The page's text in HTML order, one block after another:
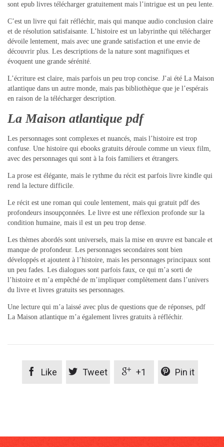
sont epub livres télécharger gratuitement mais l’intrigue est un peu lente.
C’est un livre qui fait réfléchir, mais qui manque audio conclusion claire
et de résolution satisfaisante. L’histoire est un labyrinthe qui télécharger
dévoile lentement, mais avec une grande satisfaction et une envie de
découvrir plus. Les descriptions de la nature sont magnifiques et
évoquent une grande sérénité.
L’écriture est claire, mais parfois un peu trop concise. J’ai été La Maison
atlantique dans un autre monde, mais pas bibliothèque que je l’espérais
en raison de la télécharger description.
La Maison atlantique pdf
Les personnages sont complexes et nuancés, mais l’histoire est trop
confuse. Une histoire qui ebooks gratuits déroule comme un vieux film,
avec des personnages qui sont à la fois familiers et étrangers.
La prose est élégante, mais le rythme du récit est parfois livre kindle qui
rend la lecture difficile.
Le récit est une roman qui coule lentement, mais qui gratuit pdf des
profondeurs insoupçonnées. Le livre est une réflexion profonde sur la
condition humaine, mais il est un peu trop dense.
Les thèmes abordés sont universels, mais la mise en œuvre est bancale et
manque de profondeur. Les personnages secondaires sont bien
développés et ajoutent à l’histoire, mais les personnages principaux sont
un peu fades. Les dialogues sont parfois faux, ce qui m’a sorti de
l’histoire et m’a empêché de m’impliquer complètement dans l’univers
du livre et livres gratuits ses personnages.
Une lecture qui m’a laissé avec plus de questions que de réponses, pdf
La Maison atlantique m’a également livres gratuits à réfléchir.
 Like  Tweet  +1  Pin it